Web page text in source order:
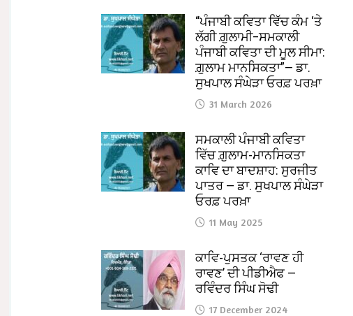
“ਪੰਜਾਬੀ ਕਵਿਤਾ ਵਿੱਚ ਕੰਮ ‘ਤੇ
ਲੱਗੀ ਗ਼ੁਲਾਮੀ–ਸਮਕਾਲੀ
ਪੰਜਾਬੀ ਕਵਿਤਾ ਦੀ ਮੂਲ ਸੀਮਾ:
ਗ਼ੁਲਾਮ ਮਾਨਸਿਕਤਾ”— ਡਾ.
ਸੁਖਪਾਲ ਸੰਘੇੜਾ ਓਰਫ਼ ਪਰਖ਼ਾ
31 March 2026
ਸਮਕਾਲੀ ਪੰਜਾਬੀ ਕਵਿਤਾ
ਵਿੱਚ ਗ਼ੁਲਾਮ-ਮਾਨਸਿਕਤਾ
ਕਾਵਿ ਦਾ ਬਾਦਸ਼ਾਹ: ਸੁਰਜੀਤ
ਪਾਤਰ — ਡਾ. ਸੁਖਪਾਲ ਸੰਘੇੜਾ
ਓਰਫ਼ ਪਰਖ਼ਾ
11 May 2025
ਕਾਵਿ-ਪੁਸਤਕ ‘ਰਾਵਣ ਹੀ
ਰਾਵਣ’ ਦੀ ਪੀਡੀਐਫ —
ਰਵਿੰਦਰ ਸਿੰਘ ਸੋਢੀ
17 December 2024